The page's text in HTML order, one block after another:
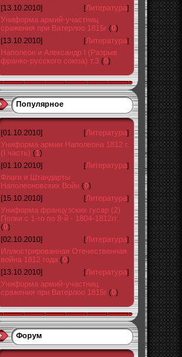
[13.10.2010]
[Литература]
Униформа армий-участниц
сражения при Ватерлоо 1815г (0)
[13.10.2010]
[Литература]
Наполеон и Александр I (Разрыв
франко-русского союза) т.3 (0)
Популярное
[01.10.2010] [Литература]
Униформа армии Наполеона 1812 г.
(I часть) (1)
[01.10.2010]
[Литература]
Флаги и Штандарты
Наполеоновских Войн (0)
[15.10.2010]
[Литература]
Униформа французских гусар (2)
Полки с 1-го по 8-й - 1804-1812гг.
(0)
[02.10.2010]
[Литература]
Иллюстрированная Отечественная
война 1812 года (0)
[13.10.2010]
[Литература]
Униформа армий-участниц
сражения при Ватерлоо 1815г (0)
Форум